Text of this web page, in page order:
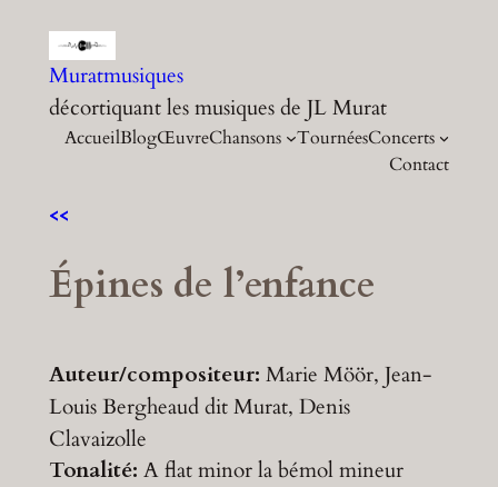
contenu
Muratmusiques
décortiquant les musiques de JL Murat
AccueilBlogŒuvreChansons TournéesConcerts
Contact
<<
Épines de l’enfance
Auteur/compositeur: Marie Möör, Jean-
Louis Bergheaud dit Murat, Denis
Clavaizolle
Tonalité: A flat minorla bémol mineur